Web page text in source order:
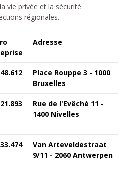
vie privée et la sécurité
régionales.
Adresse
Place Rouppe 3 - 1000
Bruxelles
Rue de l'Evêché 11 -
1400 Nivelles
Van Arteveldestraat
9/11 - 2060 Antwerpen